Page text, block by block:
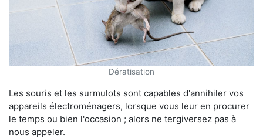
Dératisation
Les souris et les surmulots sont capables d'annihiler vos
appareils électroménagers, lorsque vous leur en procurer
le temps ou bien l'occasion ; alors ne tergiversez pas à
nous appeler.